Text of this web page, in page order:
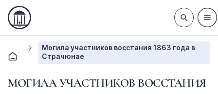
Могила участников восстания 1863 года в
Страчюнае
МОГИЛА УЧАСТНИКОВ ВОССТАНИЯ